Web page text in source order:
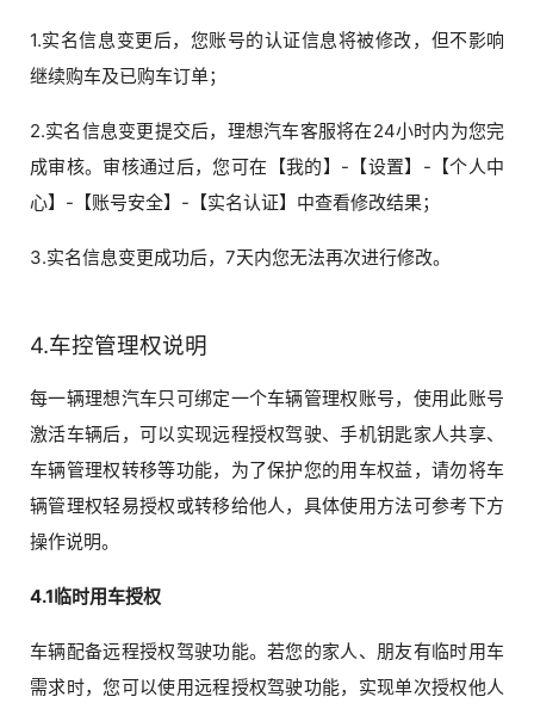
1.实名信息变更后，您账号的认证信息将被修改，但不影响
继续购车及已购车订单；
2.实名信息变更提交后，理想汽车客服将在24小时内为您完
成审核。审核通过后，您可在【我的】-【设置】-【个人中
心】-【账号安全】-【实名认证】中查看修改结果；
3.实名信息变更成功后，7天内您无法再次进行修改。
4.车控管理权说明
每一辆理想汽车只可绑定一个车辆管理权账号，使用此账号
激活车辆后，可以实现远程授权驾驶、手机钥匙家人共享、
车辆管理权转移等功能，为了保护您的用车权益，请勿将车
辆管理权轻易授权或转移给他人，具体使用方法可参考下方
操作说明。
4.1临时用车授权
车辆配备远程授权驾驶功能。若您的家人、朋友有临时用车
需求时，您可以使用远程授权驾驶功能，实现单次授权他人